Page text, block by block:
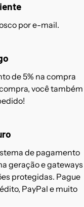
por e-mail.
de 5% na compra
você também
de pagamento
geração e gateways
protegidas. Pague
PayPal e muito